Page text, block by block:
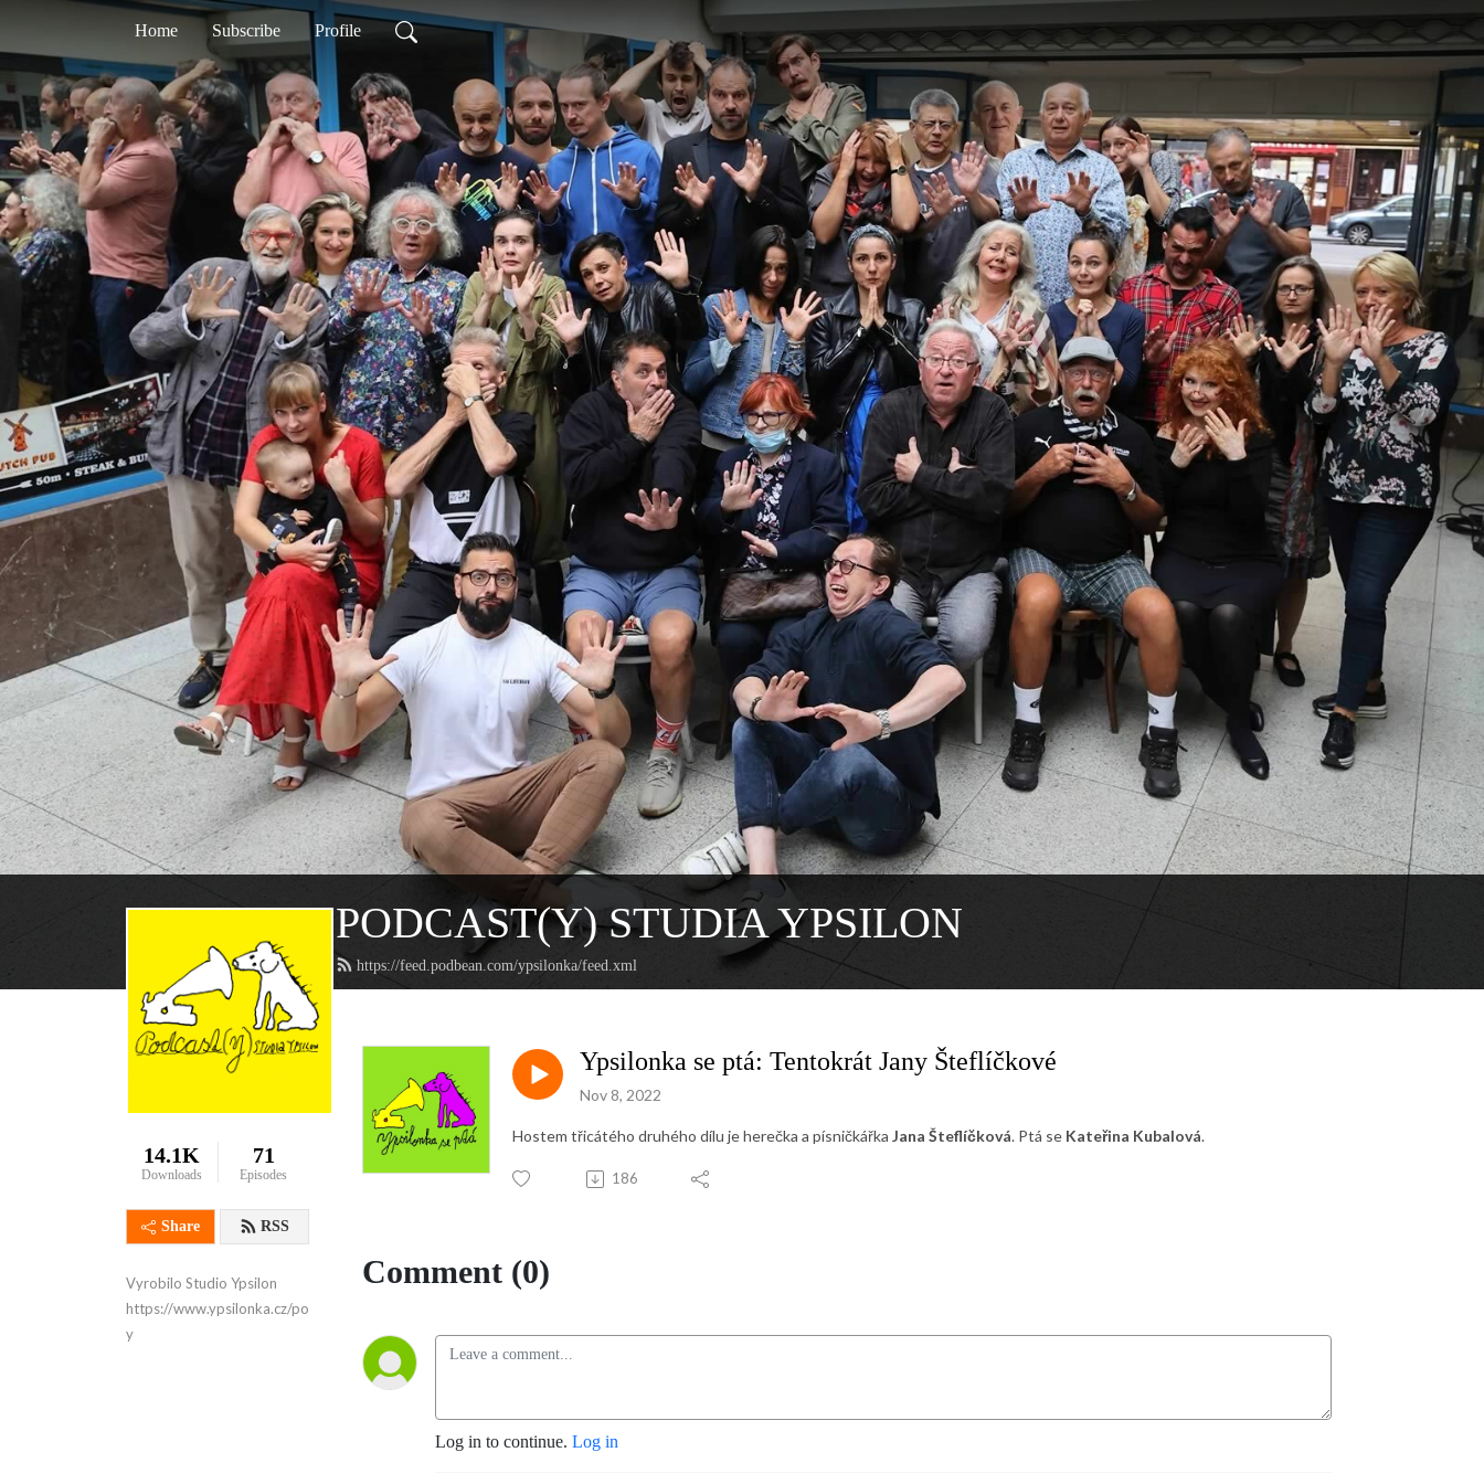
Home Subscribe Profile
PODCAST(Y) STUDIA YPSILON
https://feed.podbean.com/ypsilonka/feed.xml
14.1K
Downloads
71
Episodes
Share RSS
Vyrobilo Studio Ypsilon
https://www.ypsilonka.cz/podcast-
y
Ypsilonka se ptá: Tentokrát Jany Šteflíčkové
Nov 8, 2022
Hostem třicátého druhého dílu je herečka a písničkářka Jana Šteflíčková. Ptá se Kateřina Kubalová.
186
Comment (0)
Log in to continue. Log in